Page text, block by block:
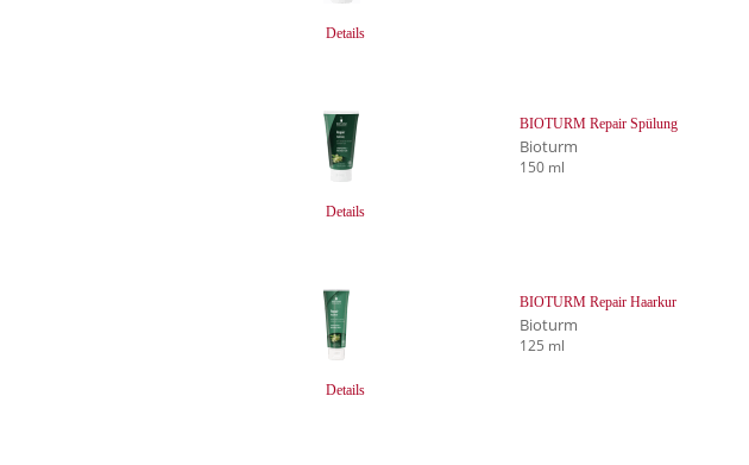
Details
Details
BIOTURM Repair Spülung
Bioturm
150 ml
Details
BIOTURM Repair Haarkur
Bioturm
125 ml